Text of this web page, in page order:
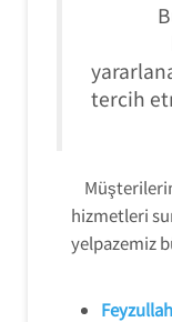
tercih
hizmetleri
yelpazemiz
Feyzullah